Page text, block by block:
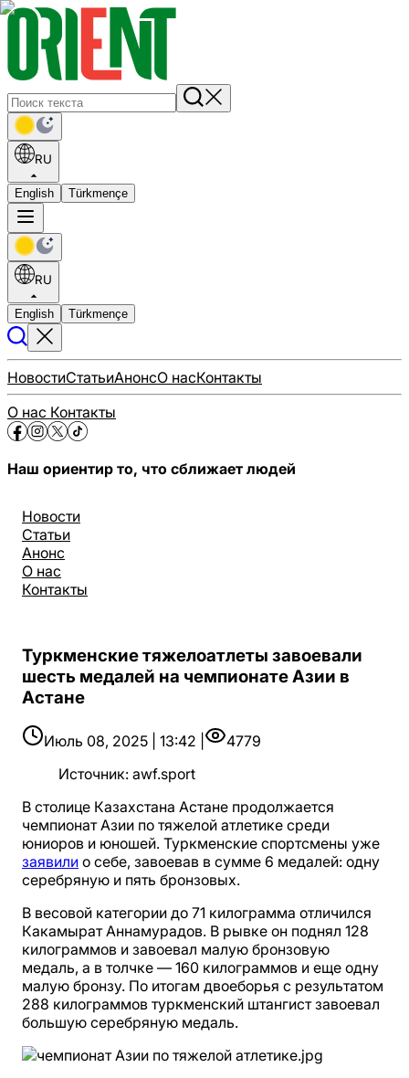
RU
English Türkmençe
RU
English Türkmençe
НовостиСтатьиАнонсО насКонтакты
О нас Контакты
Наш ориентир то, что сближает людей
Новости
Статьи
Анонс
О нас
Контакты
Туркменские тяжелоатлеты завоевали
шесть медалей на чемпионате Азии в
Астане
Июль 08, 2025 | 13:42 |
4779
Источник: awf.sport
В столице Казахстана Астане продолжается
чемпионат Азии по тяжелой атлетике среди
юниоров и юношей. Туркменские спортсмены уже
заявили о себе, завоевав в сумме 6 медалей: одну
серебряную и пять бронзовых.
В весовой категории до 71 килограмма отличился
Какамырат Аннамурадов. В рывке он поднял 128
килограммов и завоевал малую бронзовую
медаль, а в толчке — 160 килограммов и еще одну
малую бронзу. По итогам двоеборья с результатом
288 килограммов туркменский штангист завоевал
большую серебряную медаль.